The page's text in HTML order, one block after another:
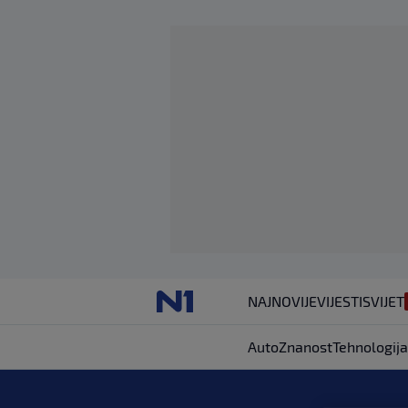
NAJNOVIJEVIJESTISVIJET
AutoZnanostTehnologija